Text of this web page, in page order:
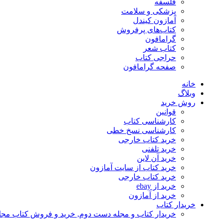
فلسفه
پزشکی و سلامت
آمازون کیندل
کتاب‌های پرفروش
گرامافون
کتاب شعر
حراجی کتاب
صفحه گرامافون
خانه
وبلاگ
روش خرید
قوانین
کارشناسی کتاب
کارشناسی نسخ خطی
خرید کتاب خارجی
خرید تلفنی
خرید آن لاین
خرید کتاب از سایت آمازون
خرید کتاب خارجی
خرید از ebay
خرید از آمازون
خریدار کتاب
خریدار کتاب و مجله دست دوم, خرید و فروش کتاب